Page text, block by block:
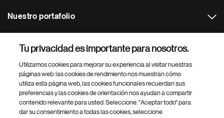
Nuestro portafolio
Footer Site Search
Tu privacidad es importante para nosotros.
Utilizamos cookies para mejorar su experiencia al visitar nuestras
páginas web: las cookies de rendimiento nos muestran cómo
utiliza esta página web, las cookies funcionales recuerdan sus
preferencias y las cookies de orientación nos ayudan a compartir
contenido relevante para usted. Seleccione: "Aceptar todo" para
dar su consentimiento a todas las cookies, seleccione